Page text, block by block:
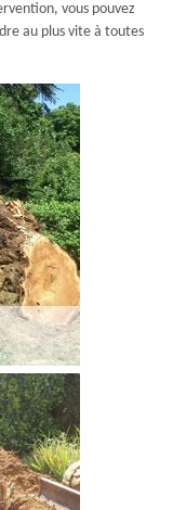
vous pouvez
au plus vite à toutes